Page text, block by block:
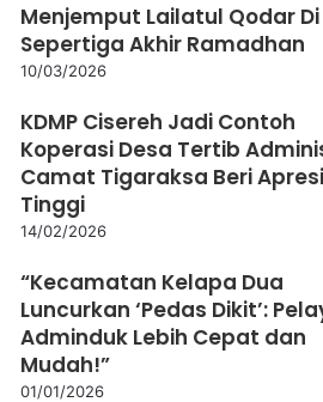
Menjemput Lailatul Qodar Di
Sepertiga Akhir Ramadhan
10/03/2026
KDMP Cisereh Jadi Contoh
Koperasi Desa Tertib
Camat Tigaraksa Beri
Tinggi
14/02/2026
“Kecamatan Kelapa Dua
Luncurkan ‘Pedas Dikit’:
Adminduk Lebih Cepat dan
Mudah!”
01/01/2026